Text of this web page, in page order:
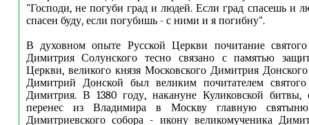
"Господи, не погуби град и людей. Если град спасешь и
спасен буду, если погубишь - с ними и я погибну".
В духовном опыте Русской Церкви почитание святого
Димитрия Солунского тесно связано с памятью
Церкви, великого князя Московского Димитрия
Димитрий Донской был великим почитателем святого
Димитрия. В 1380 году, накануне Куликовской битвы,
перенес из Владимира в Москву главную святыню
Димитриевского собора - икону великомученика